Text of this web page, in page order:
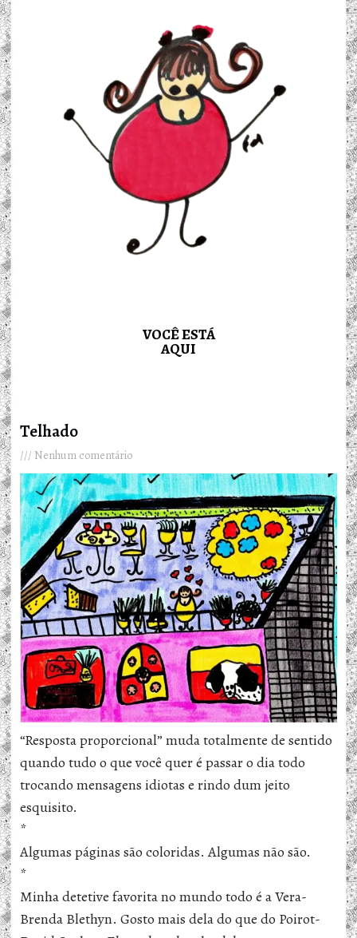
VOCÊ ESTÁ
AQUI
Telhado
Nenhum comentário
“Resposta proporcional” muda totalmente de sentido
quando tudo o que você quer é passar o dia todo
trocando mensagens idiotas e rindo dum jeito
esquisito.
*
Algumas páginas são coloridas. Algumas não são.
*
Minha detetive favorita no mundo todo é a Vera-
Brenda Blethyn. Gosto mais dela do que do Poirot-